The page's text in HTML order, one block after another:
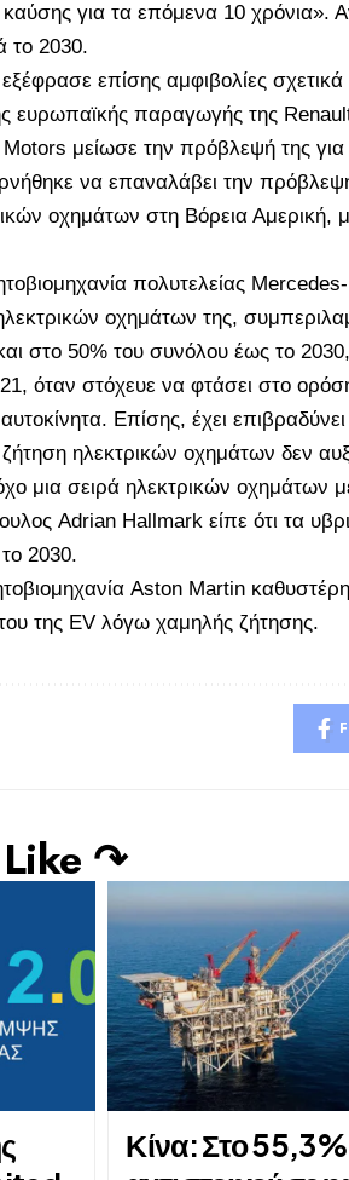
για τα επόμενα 10 χρόνια».
το 2030.
επίσης αμφιβολίες
ευρωπαϊκής παραγωγής της
Motors μείωσε την πρόβλεψή της
να επαναλάβει την
οχημάτων στη Βόρεια Αμερική,
πολυτελείας
οχημάτων της,
στο 50% του συνόλου έως το
όταν στόχευε να φτάσει στο
Επίσης, έχει
ηλεκτρικών οχημάτων δεν
μια σειρά ηλεκτρικών οχημάτων
Adrian Hallmark είπε ότι τα
2030.
Aston Martin
της EV λόγω χαμηλής ζήτησης.
↷
Κίνα: Στο 55,3%